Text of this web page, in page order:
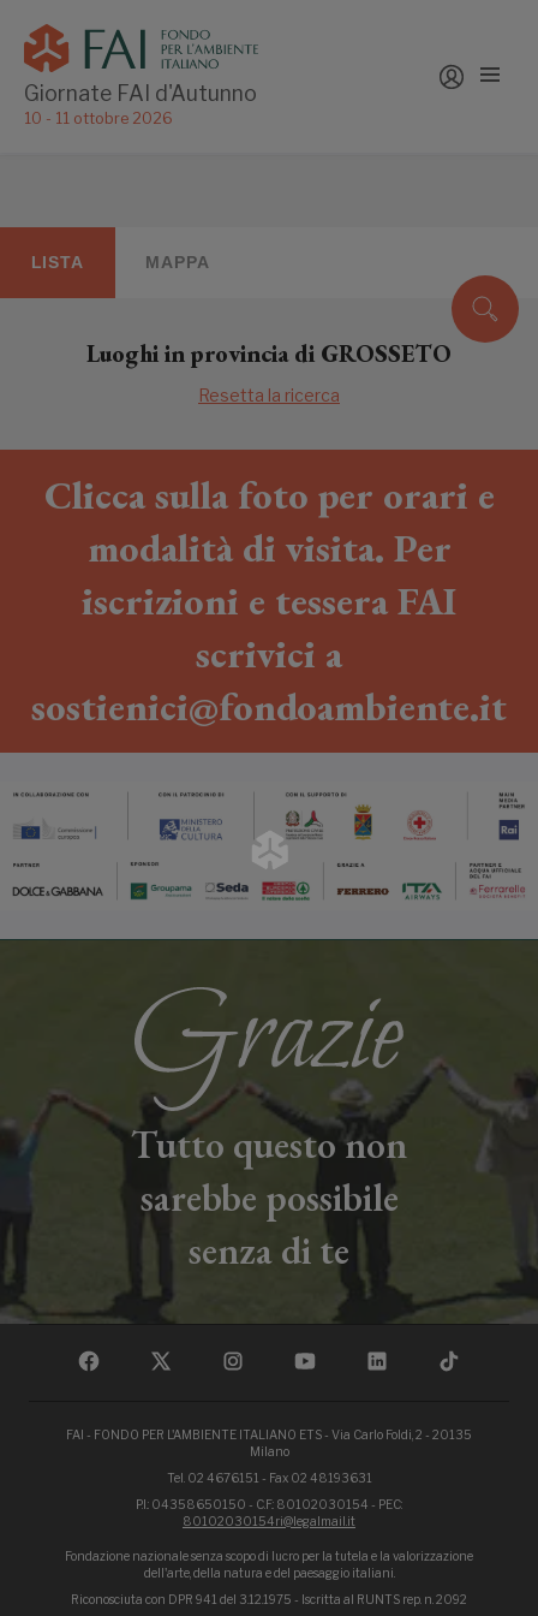
Giornate FAI d'Autunno
10 - 11 ottobre 2026
LISTA MAPPA
Luoghi in provincia di GROSSETO
Resetta la ricerca
Clicca sulla foto per orari e
modalità di visita. Per
iscrizioni e tessera FAI
scrivici a
sostienici@fondoambiente.it
Tutto questo non
sarebbe possibile
senza di te
FAI - FONDO PER L'AMBIENTE ITALIANO ETS - Via Carlo Foldi, 2 - 20135
Milano
Tel. 02 4676151 - Fax 02 48193631
P.I.: 04358650150 - C.F.: 80102030154 - PEC:
80102030154ri@legalmail.it
Fondazione nazionale senza scopo di lucro per la tutela e la valorizzazione
dell'arte, della natura e del paesaggio italiani.
Riconosciuta con DPR 941 del 3.12.1975 - Iscritta al RUNTS rep. n. 2092